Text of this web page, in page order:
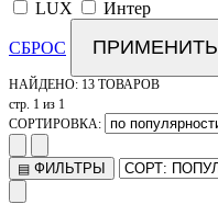
LUX Интер
СБРОС ПРИМЕНИТЬ
НАЙДЕНО: 13 ТОВАРОВ
стр. 1 из 1
СОРТИРОВКА:
▤ ФИЛЬТРЫ